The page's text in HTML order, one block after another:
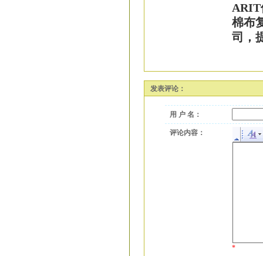
棉布
司，
发表评论：
用 户 名：
评论内容：
*